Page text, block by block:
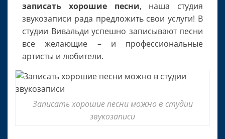
записать хорошие песни, наша студия
звукозаписи рада предложить свои услуги! В
студии Вивальди успешно записывают песни
все желающие – и профессиональные
артисты и любители.
Записать хорошие песни можно в студии
звукозаписи